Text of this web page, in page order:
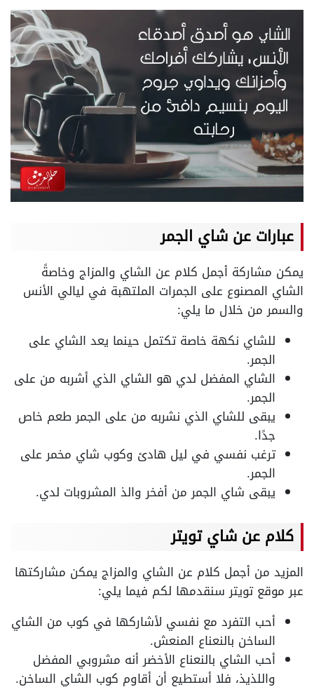
عبارات عن شاي الجمر
يمكن مشاركة أجمل كلام عن الشاي والمزاج وخاصةً
الشاي المصنوع على الجمرات الملتهبة في ليالي الأنس
والسمر من خلال ما يلي:
للشاي نكهة خاصة تكتمل حينما يعد الشاي على
الجمر.
الشاي المفضل لدي هو الشاي الذي أشربه من على
الجمر.
يبقى للشاي الذي نشربه من على الجمر طعم خاص
جدًا.
ترغب نفسي في ليل هادئ وكوب شاي مخمر على
الجمر.
يبقى شاي الجمر من أفخر والذ المشروبات لدي.
كلام عن شاي تويتر
المزيد من أجمل كلام عن الشاي والمزاج يمكن مشاركتها
عبر موقع تويتر سنقدمها لكم فيما يلي:
أحب التفرد مع نفسي لأشاركها في كوب من الشاي
الساخن بالنعناع المنعش.
أحب الشاي بالنعناع الأخضر أنه مشروبي المفضل
واللذيذ، فلا أستطيع أن أقاوم كوب الشاي الساخن.